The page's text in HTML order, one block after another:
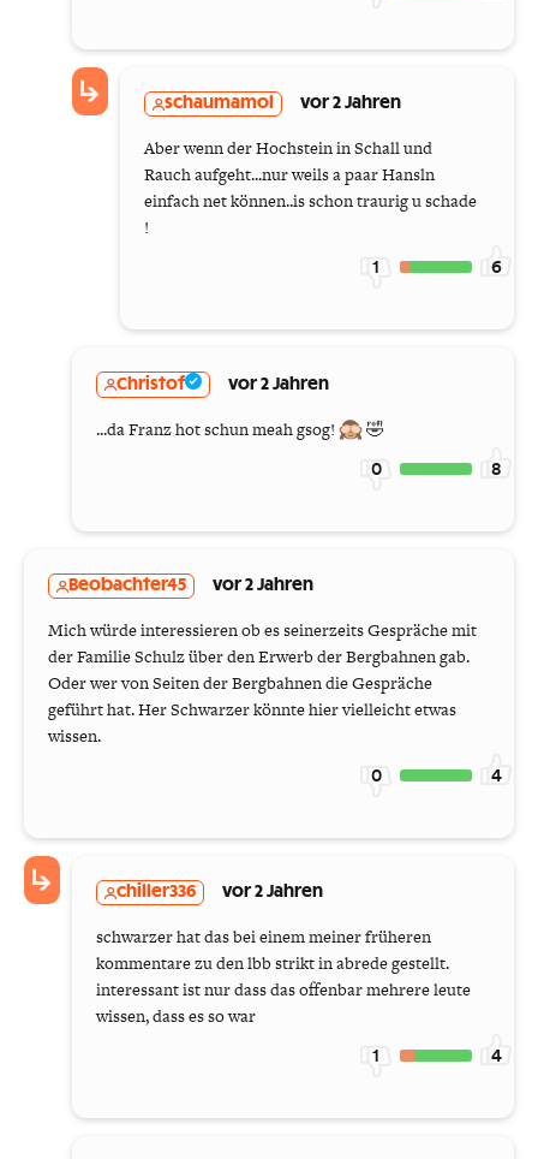
schaumamol vor 2 Jahren
Aber wenn der Hochstein in Schall und
Rauch aufgeht...nur weils a paar Hansln
einfach net können..is schon traurig u schade
!
1 6
Christof vor 2 Jahren
...da Franz hot schun meah gsog! 🤣
0 8
Beobachter45 vor 2 Jahren
Mich würde interessieren ob es seinerzeits Gespräche mit
der Familie Schulz über den Erwerb der Bergbahnen gab.
Oder wer von Seiten der Bergbahnen die Gespräche
geführt hat. Her Schwarzer könnte hier vielleicht etwas
wissen.
0 4
chiller336 vor 2 Jahren
schwarzer hat das bei einem meiner früheren
kommentare zu den lbb strikt in abrede gestellt.
interessant ist nur dass das offenbar mehrere leute
wissen, dass es so war
1 4